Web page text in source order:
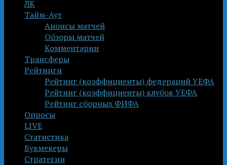
ЛК
Тайм-Аут
Анонсы матчей
Обзоры матчей
Комментарии
Трансферы
Рейтинги
Рейтинг (коэффициенты) федераций УЕФА
Рейтинг (коэффициенты) клубов УЕФА
Рейтинг сборных ФИФА
Опросы
LIVE
Статистика
Букмекеры
Стратегии